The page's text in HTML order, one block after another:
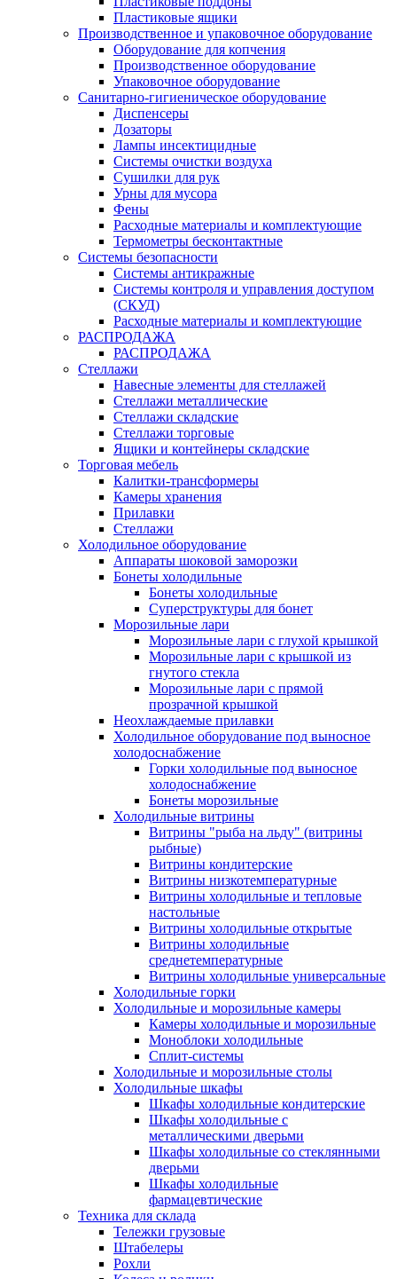
Пластиковые ящики
Производственное и упаковочное оборудование
Оборудование для копчения
Производственное оборудование
Упаковочное оборудование
Санитарно-гигиеническое оборудование
Диспенсеры
Дозаторы
Лампы инсектицидные
Системы очистки воздуха
Сушилки для рук
Урны для мусора
Фены
Расходные материалы и комплектующие
Термометры бесконтактные
Системы безопасности
Системы антикражные
Системы контроля и управления доступом
(СКУД)
Расходные материалы и комплектующие
РАСПРОДАЖА
РАСПРОДАЖА
Стеллажи
Навесные элементы для стеллажей
Стеллажи металлические
Стеллажи складские
Стеллажи торговые
Ящики и контейнеры складские
Торговая мебель
Калитки-трансформеры
Камеры хранения
Прилавки
Стеллажи
Холодильное оборудование
Аппараты шоковой заморозки
Бонеты холодильные
Бонеты холодильные
Суперструктуры для бонет
Морозильные лари
Морозильные лари с глухой крышкой
Морозильные лари с крышкой из
гнутого стекла
Морозильные лари с прямой
прозрачной крышкой
Неохлаждаемые прилавки
Холодильное оборудование под выносное
холодоснабжение
Горки холодильные под выносное
холодоснабжение
Бонеты морозильные
Холодильные витрины
Витрины "рыба на льду" (витрины
рыбные)
Витрины кондитерские
Витрины низкотемпературные
Витрины холодильные и тепловые
настольные
Витрины холодильные открытые
Витрины холодильные
среднетемпературные
Витрины холодильные универсальные
Холодильные горки
Холодильные и морозильные камеры
Камеры холодильные и морозильные
Моноблоки холодильные
Сплит-системы
Холодильные и морозильные столы
Холодильные шкафы
Шкафы холодильные кондитерские
Шкафы холодильные с
металлическими дверьми
Шкафы холодильные со стеклянными
дверьми
Шкафы холодильные
фармацевтические
Техника для склада
Тележки грузовые
Штабелеры
Рохли